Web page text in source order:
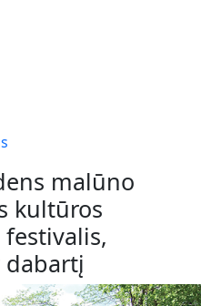
malūno
kultūros